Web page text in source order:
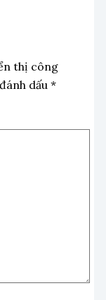
thị công
dấu *